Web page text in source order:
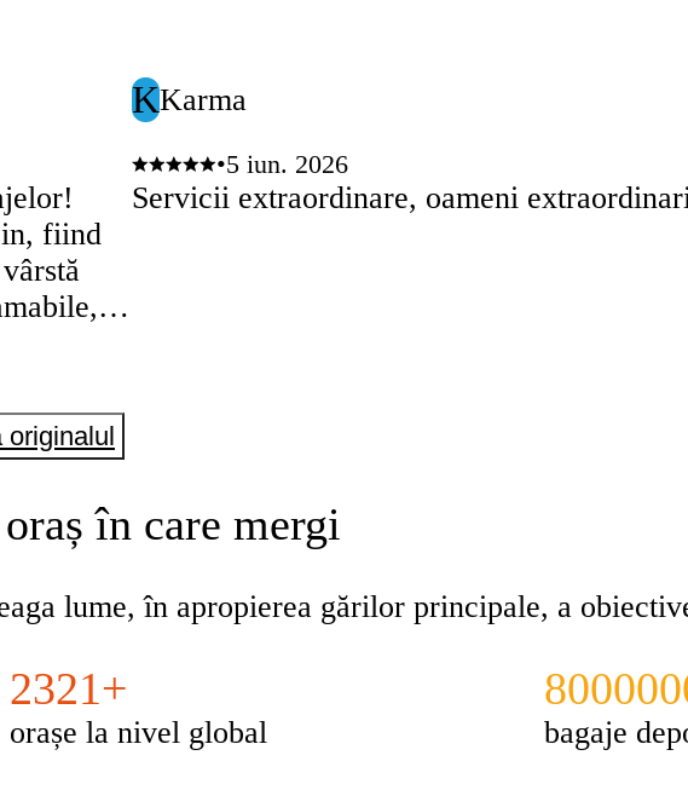
fiind
fără
acest
KKarma
•5 iun. 2026
Servicii extraordinare, oameni
originalul
în care mergi
lume, în apropierea gărilor principale, a
2321+
orașe la nivel global bagaje